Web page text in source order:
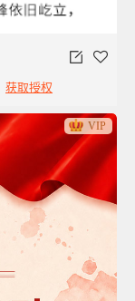
获取授权
VIP